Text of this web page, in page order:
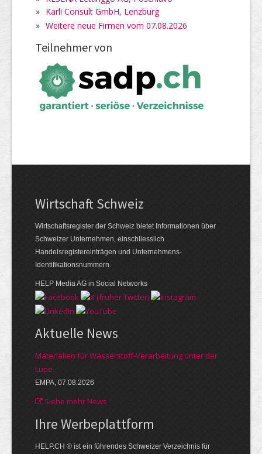
» Karli Consult GmbH, Lenzburg
» Weitere neue Firmen vom 07.08.2026
Teilnehmer von
Wirtschaft Schweiz
Wirtschaftsregister der Schweiz bietet Informationen über
Schweizer Unternehmen, einschliesslich
Handelsregistereinträgen und Unternehmens-
Identifikationsnummern.
HELP Media AG in Social Networks
Aktuelle News
Materialien für Wasserstoff-Verarbeitung unter der
Lupe
EMPA, 07.08.2026
Siehe mehr News
Ihre Werbe­plattform
HELP.CH ® ist ein führendes Schweizer Verzeichnis für